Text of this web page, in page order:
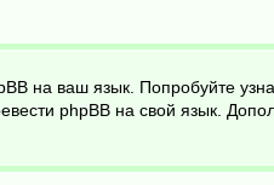
на ваш язык. Попробуйте
phpBB на свой язык.